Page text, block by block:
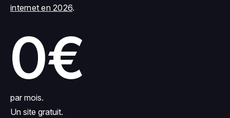
internet en 2026.
0€
par mois.
Un site gratuit.